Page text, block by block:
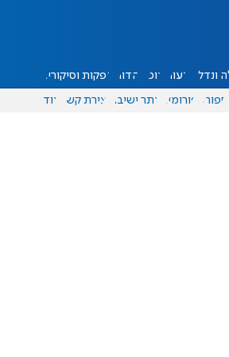
ונדל"ן דעות אוכל יהדות הפקות וסיקורים
ספורט פורומים אתר ישיבה יצירת קשר עוד